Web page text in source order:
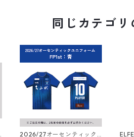
同じカテゴリ
2026/27オーセンティック